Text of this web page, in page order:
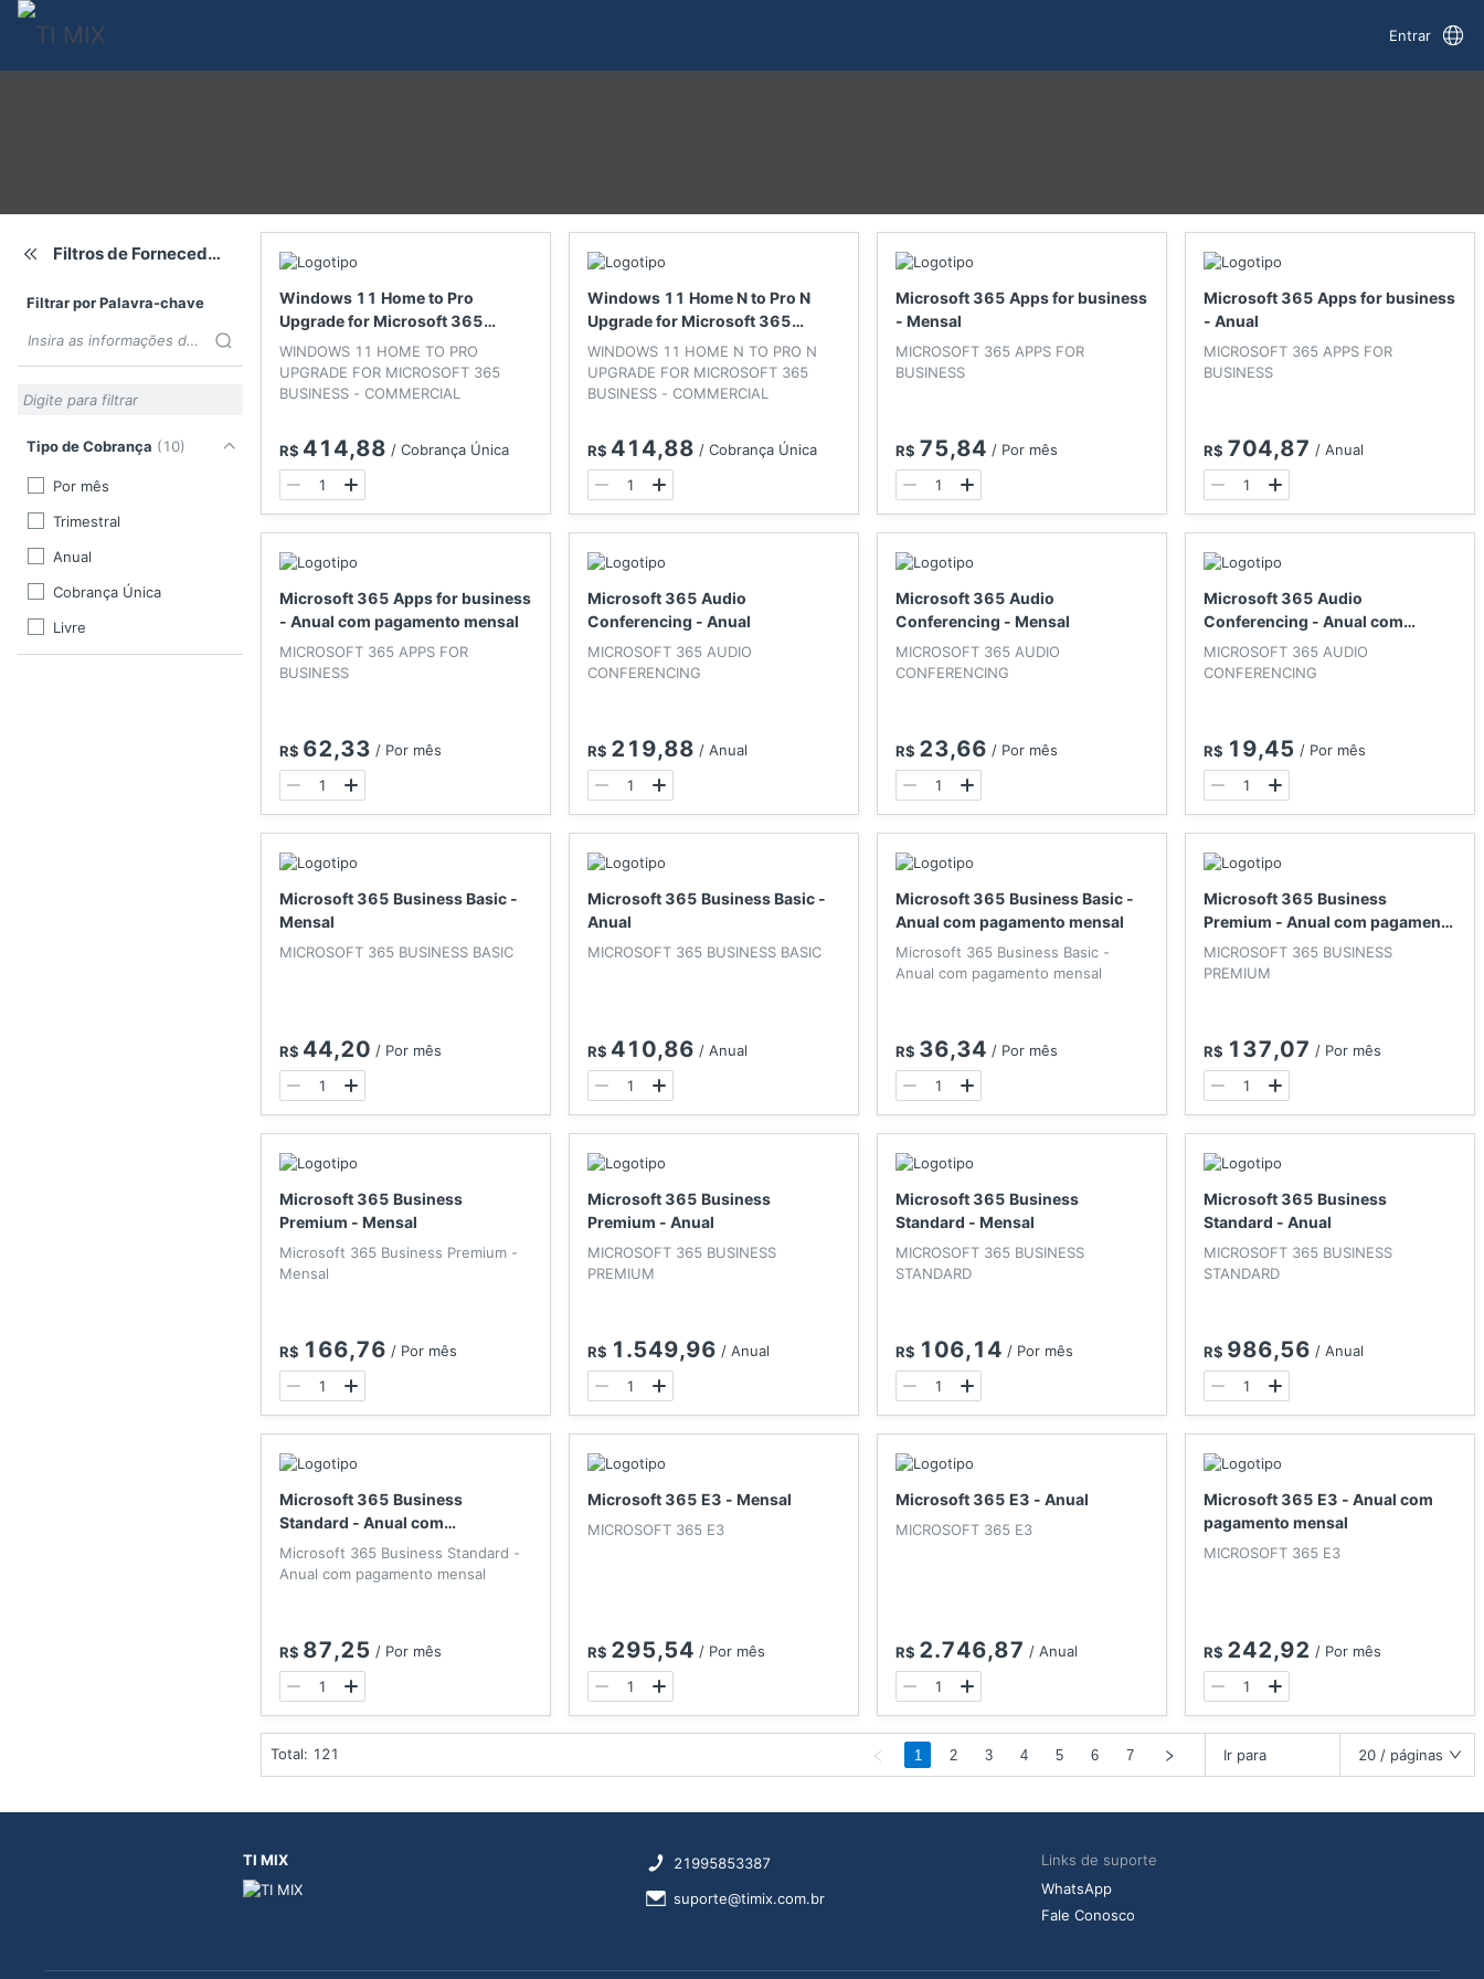
Entrar
Filtros de Fornecedores
Filtrar por Palavra-chave
Insira as informações do produto
Tipo de Cobrança (10)
Por mês
Trimestral
Anual
Cobrança Única
Livre
Windows 11 Home to Pro
Upgrade for Microsoft 365
Business
WINDOWS 11 HOME TO PRO
UPGRADE FOR MICROSOFT 365
BUSINESS - COMMERCIAL
R$ 414,88 / Cobrança Única
Windows 11 Home N to Pro N
Upgrade for Microsoft 365
Business
WINDOWS 11 HOME N TO PRO N
UPGRADE FOR MICROSOFT 365
BUSINESS - COMMERCIAL
R$ 414,88 / Cobrança Única
Microsoft 365 Apps for business
- Mensal
MICROSOFT 365 APPS FOR
BUSINESS
R$ 75,84 / Por mês
Microsoft 365 Apps for business
- Anual
MICROSOFT 365 APPS FOR
BUSINESS
R$ 704,87 / Anual
Microsoft 365 Apps for business
- Anual com pagamento mensal
MICROSOFT 365 APPS FOR
BUSINESS
R$ 62,33 / Por mês
Microsoft 365 Audio
Conferencing - Anual
MICROSOFT 365 AUDIO
CONFERENCING
R$ 219,88 / Anual
Microsoft 365 Audio
Conferencing - Mensal
MICROSOFT 365 AUDIO
CONFERENCING
R$ 23,66 / Por mês
Microsoft 365 Audio
Conferencing - Anual com
pagamento mensal
MICROSOFT 365 AUDIO
CONFERENCING
R$ 19,45 / Por mês
Microsoft 365 Business Basic -
Mensal
MICROSOFT 365 BUSINESS BASIC
R$ 44,20 / Por mês
Microsoft 365 Business Basic -
Anual
MICROSOFT 365 BUSINESS BASIC
R$ 410,86 / Anual
Microsoft 365 Business Basic -
Anual com pagamento mensal
Microsoft 365 Business Basic -
Anual com pagamento mensal
R$ 36,34 / Por mês
Microsoft 365 Business
Premium - Anual com pagamento
mensal
MICROSOFT 365 BUSINESS
PREMIUM
R$ 137,07 / Por mês
Microsoft 365 Business
Premium - Mensal
Microsoft 365 Business Premium -
Mensal
R$ 166,76 / Por mês
Microsoft 365 Business
Premium - Anual
MICROSOFT 365 BUSINESS
PREMIUM
R$ 1.549,96 / Anual
Microsoft 365 Business
Standard - Mensal
MICROSOFT 365 BUSINESS
STANDARD
R$ 106,14 / Por mês
Microsoft 365 Business
Standard - Anual
MICROSOFT 365 BUSINESS
STANDARD
R$ 986,56 / Anual
Microsoft 365 Business
Standard - Anual com
pagamento mensal
Microsoft 365 Business Standard -
Anual com pagamento mensal
R$ 87,25 / Por mês
Microsoft 365 E3 - Mensal
MICROSOFT 365 E3
R$ 295,54 / Por mês
Microsoft 365 E3 - Anual
MICROSOFT 365 E3
R$ 2.746,87 / Anual
Microsoft 365 E3 - Anual com
pagamento mensal
MICROSOFT 365 E3
R$ 242,92 / Por mês
Total: 121 1 2 3 4 5 6 7 20 / páginas
Ir para
TI MIX
21995853387
suporte@timix.com.br
Links de suporte
WhatsApp
Fale Conosco